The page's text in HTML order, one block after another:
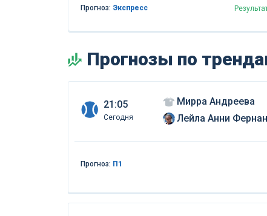
Прогноз: Экспресс
Прогнозы по
21:05
Сегодня
Мирра Андреева
Лейла Анни Фернандез
Прогноз: П1